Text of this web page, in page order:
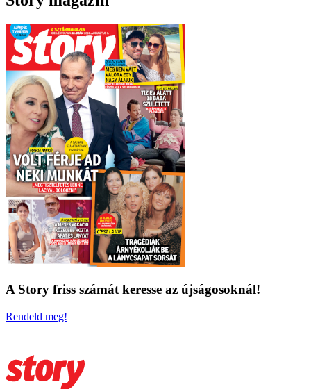
A Story friss számát keresse az újságosoknál!
Rendeld meg!